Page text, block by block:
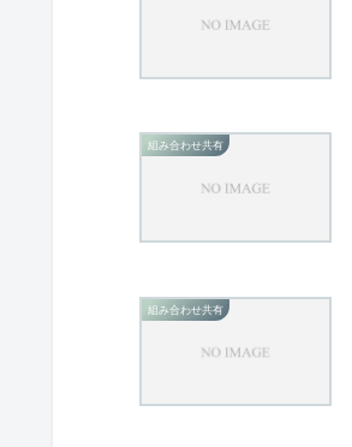
組み合わせ共有
組み合わせ共有